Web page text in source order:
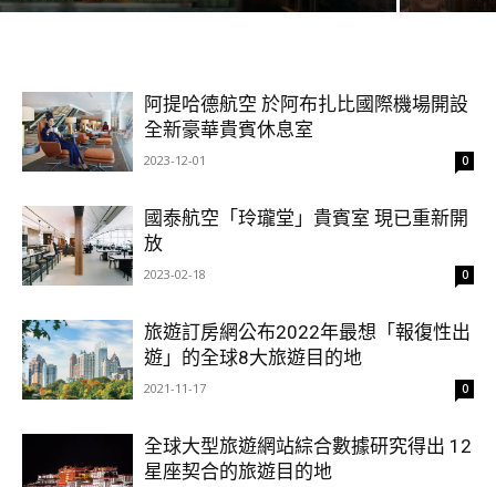
阿提哈德航空 於阿布扎比國際機場開設
全新豪華貴賓休息室
2023-12-01 0
國泰航空「玲瓏堂」貴賓室 現已重新開
放
2023-02-18 0
旅遊訂房網公布2022年最想「報復性出
遊」的全球8大旅遊目的地
2021-11-17 0
全球大型旅遊網站綜合數據研究得出 12
星座契合的旅遊目的地